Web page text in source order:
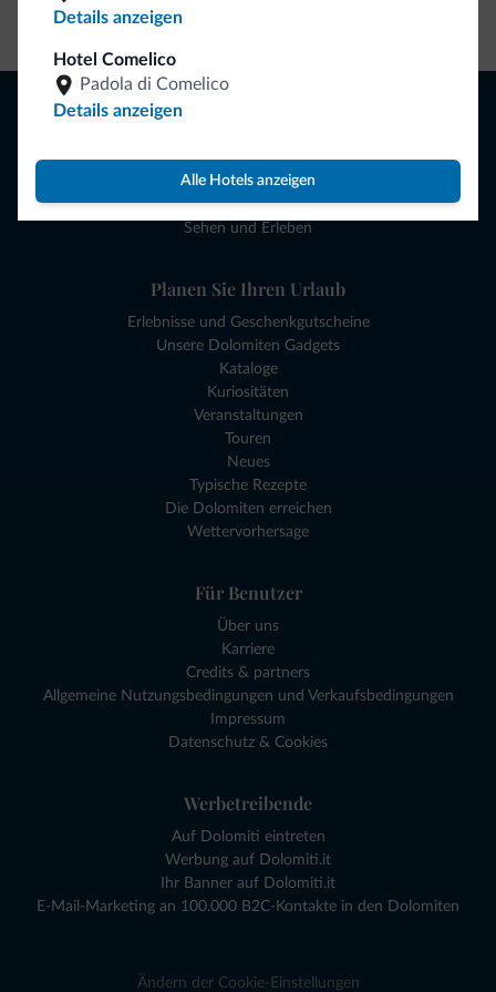
Details anzeigen
Hotel Comelico
Padola di Comelico
Details anzeigen
Alle Hotels anzeigen
Lokale Geschäfte
Angebote
Reiseziele
Sehen und Erleben
Planen Sie Ihren Urlaub
Erlebnisse und Geschenkgutscheine
Unsere Dolomiten Gadgets
Kataloge
Kuriositäten
Veranstaltungen
Touren
Neues
Typische Rezepte
Die Dolomiten erreichen
Wettervorhersage
Für Benutzer
Über uns
Karriere
Credits & partners
Allgemeine Nutzungsbedingungen und Verkaufsbedingungen
Impressum
Datenschutz & Cookies
Werbetreibende
Auf Dolomiti eintreten
Werbung auf Dolomiti.it
Ihr Banner auf Dolomiti.it
E-Mail-Marketing an 100.000 B2C-Kontakte in den Dolomiten
Ändern der Cookie-Einstellungen